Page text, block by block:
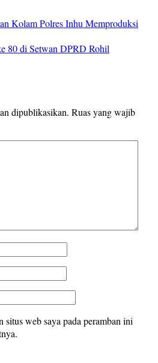
Kolam Polres Inhu Memproduksi
80 di Setwan DPRD Rohil
dipublikasikan. Ruas yang wajib
situs web saya pada peramban ini